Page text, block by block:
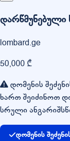
დარწმუნებული
lombard.ge
50,000 ₾
დომენის
ხართ შეიძინოთ
სრული
დომენის